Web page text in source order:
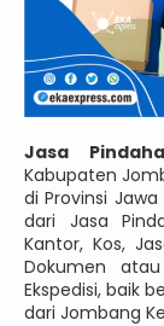
Jasa
Kabupaten
di Provinsi
dari Jasa
Kantor, Kos,
Dokumen
Ekspedisi, baik
dari Jombang